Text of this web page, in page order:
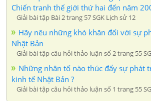
Chiến tranh thế giới thứ hai đến năm
Giải bài tập Bài 2 trang 57 SGK Lịch sử 12
Hãy nêu những khó khăn đối với sự
Nhật Bản
Giải bài tập câu hỏi thảo luận số 2 trang 55
Những nhân tố nào thúc đẩy sự phát
kinh tế Nhật Bản ?
Giải bài tập câu hỏi thảo luận số 1 trang 55